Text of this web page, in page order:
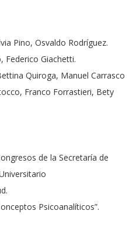
Pino, Osvaldo Rodríguez.
Federico Giachetti.
Quiroga, Manuel Carrasco
Franco Forrastieri, Bety
de la Secretaría de
Psicoanalíticos”.